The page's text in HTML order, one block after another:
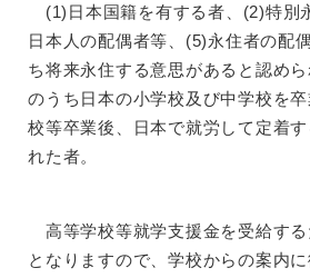
(1)日本国籍を有する者、(2)特別
日本人の配偶者等、(5)永住者の配
ち将来永住する意思があると認め
のうち日本の小学校及び中学校を
校等卒業後、日本で就労して定着
れた者。
高等学校等就学支援金を受給す
となりますので、学校からの案内